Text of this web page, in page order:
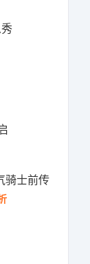
骑士前传